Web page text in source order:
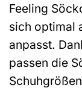
Feeling
sich optimal
anpasst.
passen die